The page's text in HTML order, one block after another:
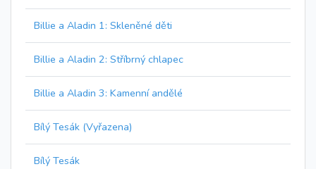
Billie a Aladin 1: Skleněné děti
Billie a Aladin 2: Stříbrný chlapec
Billie a Aladin 3: Kamenní andělé
Bílý Tesák (Vyřazena)
Bílý Tesák